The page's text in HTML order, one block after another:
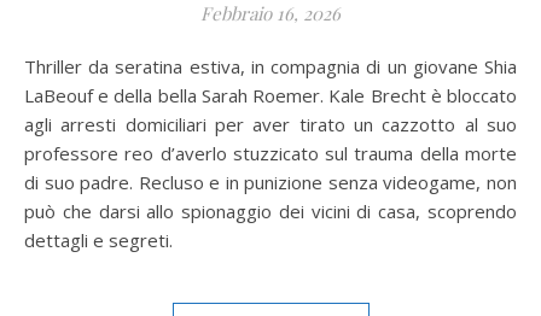
Febbraio 16, 2026
Thriller da seratina estiva, in compagnia di un giovane Shia
LaBeouf e della bella Sarah Roemer. Kale Brecht è bloccato
agli arresti domiciliari per aver tirato un cazzotto al suo
professore reo d’averlo stuzzicato sul trauma della morte
di suo padre. Recluso e in punizione senza videogame, non
può che darsi allo spionaggio dei vicini di casa, scoprendo
dettagli e segreti.